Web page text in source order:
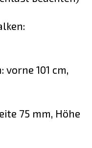
vorne 101 cm,
75 mm, Höhe